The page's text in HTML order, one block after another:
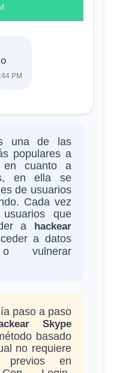
PM
una de las
populares a
en cuanto a
en ella se
de usuarios
Cada vez
que
a hackear
a datos
o vulnerar
paso a paso
Skype
basado
no requiere
previos en